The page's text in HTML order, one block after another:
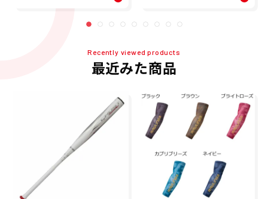
D ソフトボール 革 ゴム バッ
ト FPJ23ISFGA 25SP 春夏
ムスリーブ AAW16S03 26
Recently viewed products
最近みた商品